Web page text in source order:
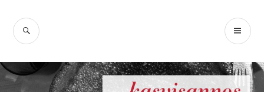
content
SEARCH